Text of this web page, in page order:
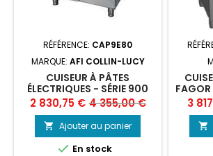
RÉFÉRENCE: CAP9E80
MARQUE: AFI COLLIN-LUCY
CUISEUR À PÂTES
ÉLECTRIQUES - SÉRIE 900
(CAP9E80), AFI
Prix
2 830,75 € Prix
de
base
4 355,00 €
 Ajouter au panier
 En stock
FAGOR
Prix
3
